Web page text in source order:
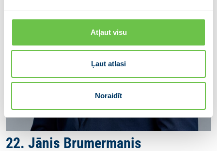
Atļaut visu
Ļaut atlasi
Noraidīt
22. Jānis Brumermanis